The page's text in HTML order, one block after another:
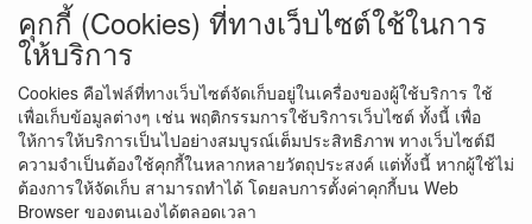
คุกกี้ (Cookies) ที่ทางเว็บไซต์ใช้ในการ
ให้บริการ
Cookies คือไฟล์ที่ทางเว็บไซต์จัดเก็บอยู่ในเครื่องของผู้ใช้บริการ ใช้
เพื่อเก็บข้อมูลต่างๆ เช่น พฤติกรรมการใช้บริการเว็บไซต์ ทั้งนี้ เพื่อ
ให้การให้บริการเป็นไปอย่างสมบูรณ์เต็มประสิทธิภาพ ทางเว็บไซต์มี
ความจำเป็นต้องใช้คุกกี้ในหลากหลายวัตถุประสงค์ แต่ทั้งนี้ หากผู้ใช้ไม่
ต้องการให้จัดเก็บ สามารถทำได้ โดยลบการตั้งค่าคุกกี้บน Web
Browser ของตนเองได้ตลอดเวลา